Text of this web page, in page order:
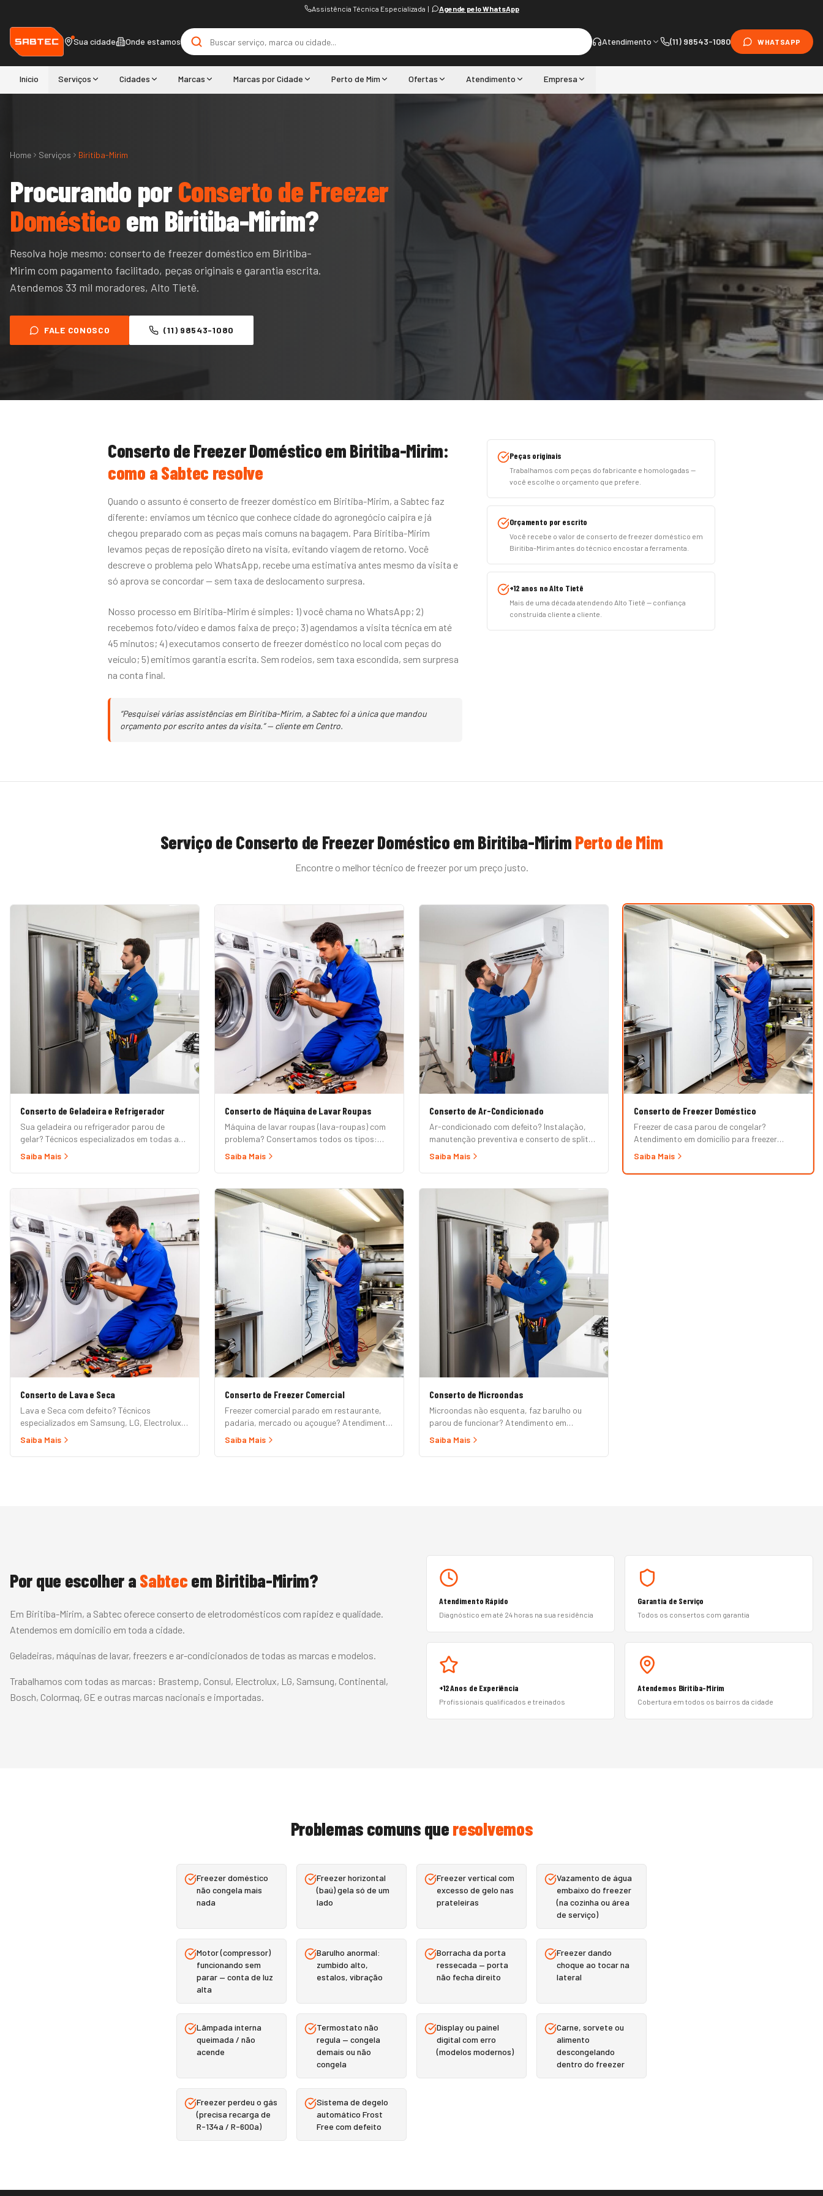
Assistência Técnica Especializada | Agende pelo WhatsApp
Sua cidade Onde estamos Atendimento (11) 98543-1080 WHATSAPP
Início Serviços Cidades Marcas Marcas por Cidade Perto de Mim Ofertas Atendimento Empresa
Home Serviços Biritiba-Mirim
Procurando porConserto de Freezer
Domésticoem Biritiba-Mirim?
Resolva hoje mesmo: conserto de freezer doméstico em Biritiba-
Mirim com pagamento facilitado, peças originais e garantia escrita.
Atendemos 33 mil moradores, Alto Tietê.
FALE CONOSCO (11) 98543-1080
Conserto de Freezer DomésticoemBiritiba-Mirim:
como a Sabtec resolve
Quando o assunto é conserto de freezer doméstico em Biritiba-Mirim, a Sabtec faz
diferente: enviamos um técnico que conhece cidade do agronegócio caipira e já
chegou preparado com as peças mais comuns na bagagem. Para Biritiba-Mirim
levamos peças de reposição direto na visita, evitando viagem de retorno. Você
descreve o problema pelo WhatsApp, recebe uma estimativa antes mesmo da visita e
só aprova se concordar — sem taxa de deslocamento surpresa.
Nosso processo em Biritiba-Mirim é simples: 1) você chama no WhatsApp; 2)
recebemos foto/vídeo e damos faixa de preço; 3) agendamos a visita técnica em até
45 minutos; 4) executamos conserto de freezer doméstico no local com peças do
veículo; 5) emitimos garantia escrita. Sem rodeios, sem taxa escondida, sem surpresa
na conta final.
“Pesquisei várias assistências em Biritiba-Mirim, a Sabtec foi a única que mandou
orçamento por escrito antes da visita.” — cliente em Centro.
Peças originais
Trabalhamos com peças do fabricante e homologadas —
você escolhe o orçamento que prefere.
Orçamento por escrito
Você recebe o valor de conserto de freezer doméstico em
Biritiba-Mirim antes do técnico encostar a ferramenta.
+12 anos no Alto Tietê
Mais de uma década atendendo Alto Tietê — confiança
construída cliente a cliente.
Serviço deConserto de Freezer DomésticoemBiritiba-MirimPerto de Mim
Encontre o melhor técnico de freezerpor um preço justo.
Conserto de Geladeira e Refrigerador
Sua geladeira ou refrigerador parou de
gelar? Técnicos especializados em todas as
marcas e modelos: Frost Free, Duplex, Side
Atendimento em domicílio com orçamento
grátis.
Saiba Mais
Conserto de Máquina de Lavar Roupas
Máquina de lavar roupas (lava-roupas) com
problema? Consertamos todos os tipos:
lavadora automática, semi-automática,
Marcas Brastemp, Consul, Electrolux,
Samsung, LG, Midea, Philco, Continental e
Mueller. Atendimento em domicílio com
orçamento grátis.
Saiba Mais
Conserto de Ar-Condicionado
Ar-condicionado com defeito? Instalação,
manutenção preventiva e conserto de splits
e modelos convencionais.
Saiba Mais
Conserto de Freezer Doméstico
Freezer de casa parou de congelar?
Atendimento em domicílio para freezer
horizontal (tipo baú), vertical e frigobar das
Esmaltec, Philco e Midea. Orçamento grátis e
Saiba Mais
Conserto de Lava e Seca
Lava e Seca com defeito? Técnicos
especializados em Samsung, LG, Electrolux,
Brastemp, Midea e demais marcas. Erros de
e mais.
Saiba Mais
Conserto de Freezer Comercial
Freezer comercial parado em restaurante,
padaria, mercado ou açougue? Atendimento
prioritário B2B em até 24h para horizontal,
fria. Garantia formal e nota fiscal.
Saiba Mais
Conserto de Microondas
Microondas não esquenta, faz barulho ou
parou de funcionar? Atendimento em
domicílio para Brastemp, Consul, Electrolux,
Mondial. Conserto rápido com peças originais
Saiba Mais
Por que escolher aSabtecemBiritiba-Mirim?
Em Biritiba-Mirim, a Sabtec oferece conserto de eletrodomésticos com rapidez e qualidade.
Atendemos em domicílio em toda a cidade.
Geladeiras, máquinas de lavar, freezers e ar-condicionados de todas as marcas e modelos.
Trabalhamos com todas as marcas: Brastemp, Consul, Electrolux, LG, Samsung, Continental,
Bosch, Colormaq, GE e outras marcas nacionais e importadas.
Atendimento Rápido
Diagnóstico em até 24 horas na sua residência
Garantia de Serviço
Todos os consertos com garantia
+12 Anos de Experiência
Profissionais qualificados e treinados
Atendemos Biritiba-Mirim
Cobertura em todos os bairros da cidade
Problemas comuns queresolvemos
Freezer doméstico
não congela mais
nada
Freezer horizontal
(baú) gela só de um
lado
Freezer vertical com
excesso de gelo nas
prateleiras
Vazamento de água
embaixo do freezer
(na cozinha ou área
de serviço)
Motor (compressor)
funcionando sem
parar — conta de luz
alta
Barulho anormal:
zumbido alto,
estalos, vibração
Borracha da porta
ressecada — porta
não fecha direito
Freezer dando
choque ao tocar na
lateral
Lâmpada interna
queimada / não
acende
Termostato não
regula — congela
demais ou não
congela
Display ou painel
digital com erro
(modelos modernos)
Carne, sorvete ou
alimento
descongelando
dentro do freezer
Freezer perdeu o gás
(precisa recarga de
R-134a / R-600a)
Sistema de degelo
automático Frost
Free com defeito